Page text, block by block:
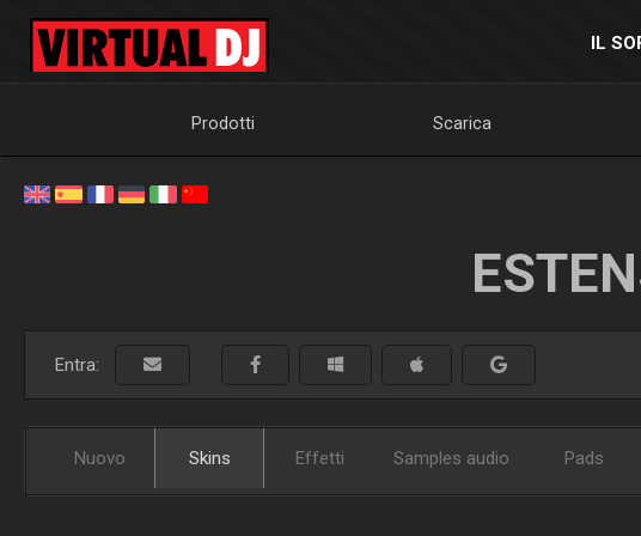
IL
Prodotti Scarica
Entra:
Nuovo Skins Effetti Samples audio Pads